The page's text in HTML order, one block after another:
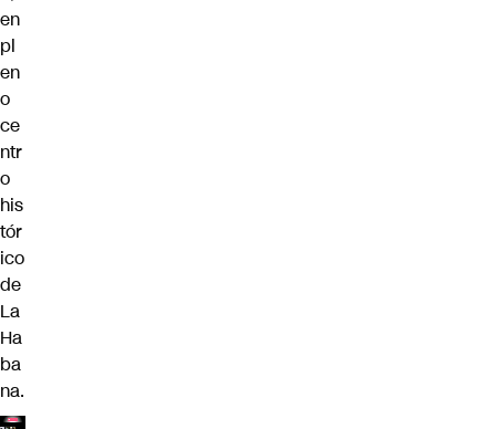
en
pl
en
o
ce
ntr
o
his
tór
ico
de
La
Ha
ba
na.